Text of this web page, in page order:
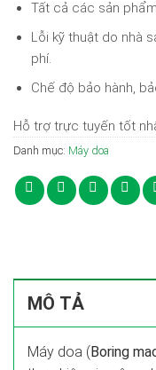
Tất cả các sản
Lỗi kỹ thuật do nhà
phí.
Chế độ bảo hành,
Hỗ trợ trực tuyến tốt
Danh mục: Máy doa
MÔ TẢ
Máy doa ( Boring